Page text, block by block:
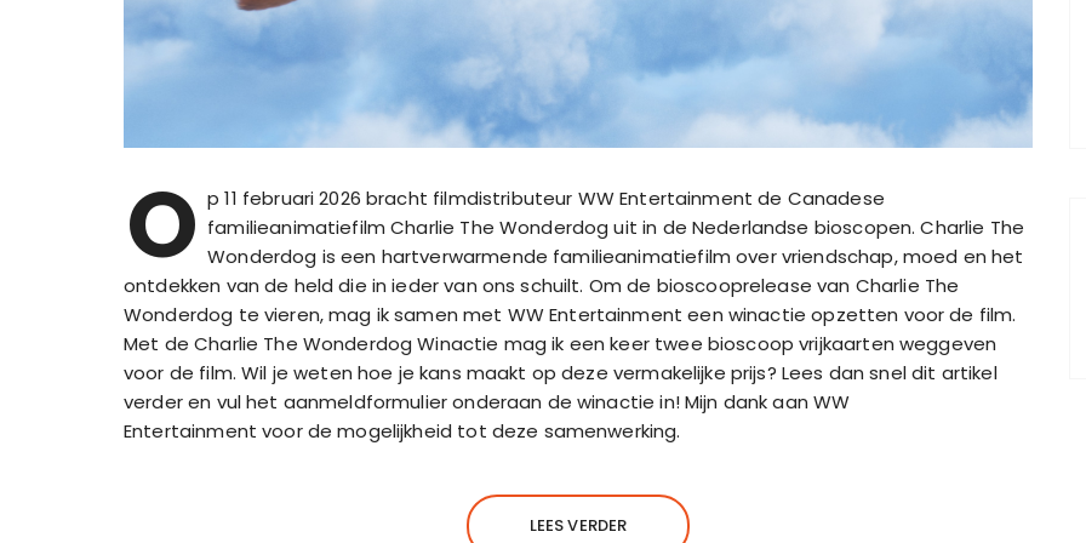
O p 11 februari 2026 bracht filmdistributeur WW Entertainment de Canadese
familieanimatiefilm Charlie The Wonderdog uit in de Nederlandse bioscopen. Charlie The
Wonderdog is een hartverwarmende familieanimatiefilm over vriendschap, moed en het
ontdekken van de held die in ieder van ons schuilt. Om de bioscooprelease van Charlie The
Wonderdog te vieren, mag ik samen met WW Entertainment een winactie opzetten voor de film.
Met de Charlie The Wonderdog Winactie mag ik een keer twee bioscoop vrijkaarten weggeven
voor de film. Wil je weten hoe je kans maakt op deze vermakelijke prijs? Lees dan snel dit artikel
verder en vul het aanmeldformulier onderaan de winactie in! Mijn dank aan WW
Entertainment voor de mogelijkheid tot deze samenwerking.
LEES VERDER